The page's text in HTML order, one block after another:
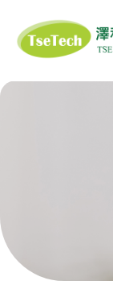
澤和科
醫藥品